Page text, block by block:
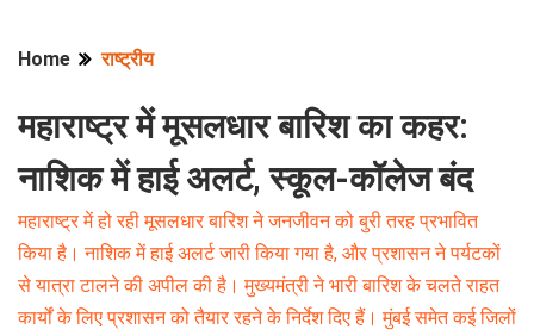
Home राष्ट्रीय
महाराष्ट्र में मूसलधार बारिश का कहर:
नाशिक में हाई अलर्ट, स्कूल-कॉलेज बंद
महाराष्ट्र में हो रही मूसलधार बारिश ने जनजीवन को बुरी तरह प्रभावित
किया है। नाशिक में हाई अलर्ट जारी किया गया है, और प्रशासन ने पर्यटकों
से यात्रा टालने की अपील की है। मुख्यमंत्री ने भारी बारिश के चलते राहत
कार्यों के लिए प्रशासन को तैयार रहने के निर्देश दिए हैं। मुंबई समेत कई जिलों